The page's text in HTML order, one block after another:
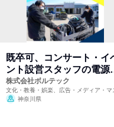
既卒可、コンサート・イ
ント設営スタッフの電源
門
株式会社ボルテック
文化・教養・娯楽、広告・メディア・マ
ミ、電力・ガス・水道・エネルギー
神奈川県